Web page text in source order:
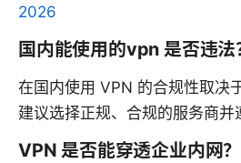
2026
国内能使用的vpn 是否违法
在国内使用 VPN 的合规性取决
建议选择正规、合规的服务商并
VPN 是否能穿透企业内网？